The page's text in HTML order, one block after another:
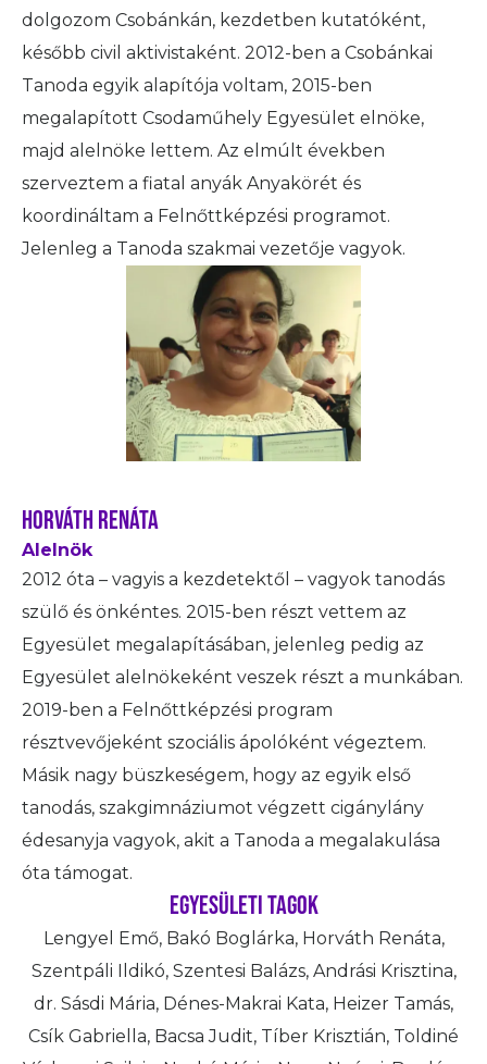
dolgozom Csobánkán, kezdetben kutatóként,
később civil aktivistaként. 2012-ben a Csobánkai
Tanoda egyik alapítója voltam, 2015-ben
megalapított Csodaműhely Egyesület elnöke,
majd alelnöke lettem. Az elmúlt években
szerveztem a fiatal anyák Anyakörét és
koordináltam a Felnőttképzési programot.
Jelenleg a Tanoda szakmai vezetője vagyok.
HORVÁTH RENÁTA
Alelnök
2012 óta – vagyis a kezdetektől – vagyok tanodás
szülő és önkéntes. 2015-ben részt vettem az
Egyesület megalapításában, jelenleg pedig az
Egyesület alelnökeként veszek részt a munkában.
2019-ben a Felnőttképzési program
résztvevőjeként szociális ápolóként végeztem.
Másik nagy büszkeségem, hogy az egyik első
tanodás, szakgimnáziumot végzett cigánylány
édesanyja vagyok, akit a Tanoda a megalakulása
óta támogat.
Egyesületi tagok
Lengyel Emő, Bakó Boglárka, Horváth Renáta,
Szentpáli Ildikó, Szentesi Balázs, Andrási Krisztina,
dr. Sásdi Mária, Dénes-Makrai Kata, Heizer Tamás,
Csík Gabriella, Bacsa Judit, Tíber Krisztián, Toldiné